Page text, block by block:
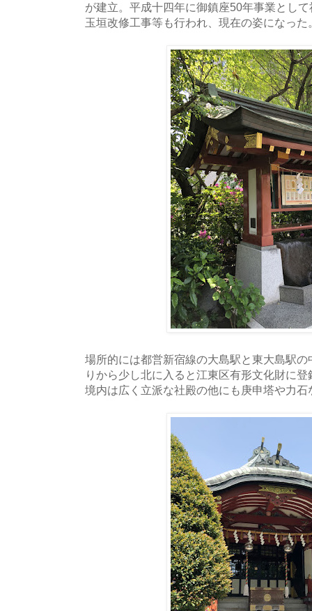
が建立。平成十四年に御鎮座50年事業とし
玉垣改修工事等も行われ、現在の姿になった
場所的には都営新宿線の大島駅と東大島駅
りから少し北に入ると江東区有形文化財に
境内は広く立派な社殿の他にも庚申塔や力